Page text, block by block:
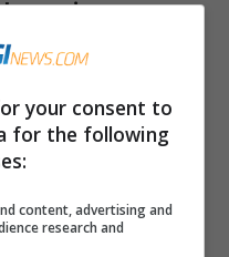
crociera.
seri e interferire
your consent to
for the following
content, advertising and
research and